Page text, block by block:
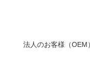
法人のお客様（OEM